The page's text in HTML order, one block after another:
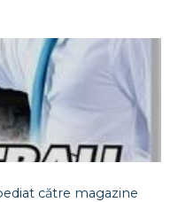
către magazine